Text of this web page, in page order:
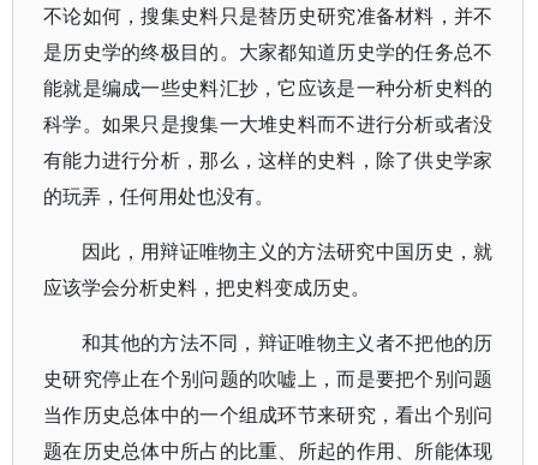
不论如何，搜集史料只是替历史研究准备材料，并不
是历史学的终极目的。大家都知道历史学的任务总不
能就是编成一些史料汇抄，它应该是一种分析史料的
科学。如果只是搜集一大堆史料而不进行分析或者没
有能力进行分析，那么，这样的史料，除了供史学家
的玩弄，任何用处也没有。
因此，用辩证唯物主义的方法研究中国历史，就
应该学会分析史料，把史料变成历史。
和其他的方法不同，辩证唯物主义者不把他的历
史研究停止在个别问题的吹嘘上，而是要把个别问题
当作历史总体中的一个组成环节来研究，看出个别问
题在历史总体中所占的比重、所起的作用、所能体现